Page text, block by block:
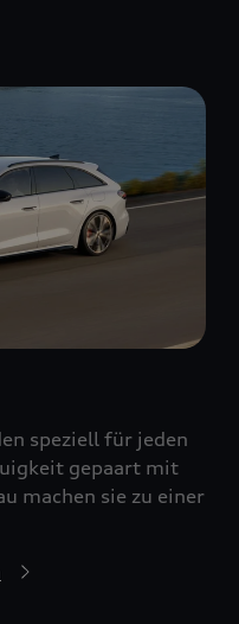
speziell für jeden
gepaart mit
machen sie zu einer